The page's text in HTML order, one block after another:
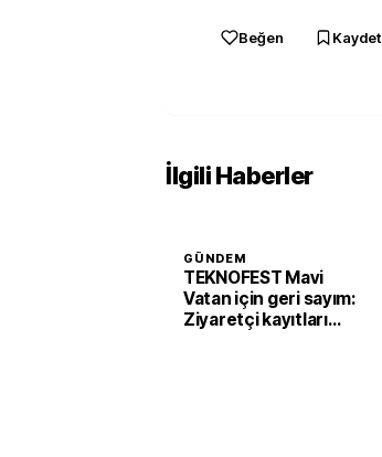
Beğen Kaydet
İlgili Haberler
GÜNDEM
TEKNOFEST Mavi
Vatan için geri sayım:
Ziyaretçi kayıtları